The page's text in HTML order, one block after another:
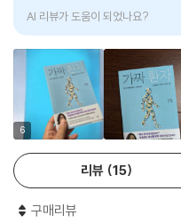
노화를 돈벌이의 기회로 보는
연구비 지원 사업의 과제에조차
지만, 연구자들이 운동과 근육
구하겠다고 하면 어느 곳에서도
--- 「“손 모양이 변해요. 이러고
다는 62세 여성」 중에서
2021년 미국 식품의약국에서 신
이라는 약이 있습니다. 알츠하이
드 침착을 줄이는 효과를 지닌
건강해야 마땅한 청년들이
가짜 환자의 마지막 유형은 병
노동과 경쟁이 빚어낸 과로성·
적 사례로 저자는 최근 청년층 사
꼽는다. “노동시간이 너무 길어
시간이 줄어들 수밖에 없”기에
악영향이 미친다. 그뿐만 아니라
서 비롯한 신체적 증상 역시 “노
AI 리뷰가 도움이 되었나요?
6
리뷰 15
구매리뷰